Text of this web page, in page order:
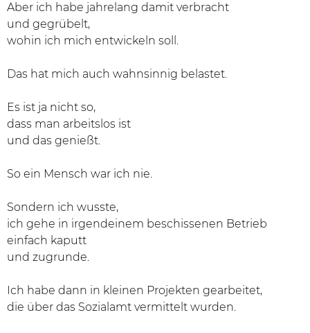
Aber ich habe jahrelang damit verbracht
und gegrübelt,
wohin ich mich entwickeln soll.
Das hat mich auch wahnsinnig belastet.
Es ist ja nicht so,
dass man arbeitslos ist
und das genießt.
So ein Mensch war ich nie.
Sondern ich wusste,
ich gehe in irgendeinem beschissenen Betrieb
einfach kaputt
und zugrunde.
Ich habe dann in kleinen Projekten gearbeitet,
die über das Sozialamt vermittelt wurden.